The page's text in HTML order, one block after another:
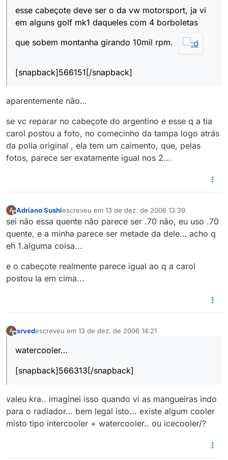
esse cabeçote deve ser o da vw motorsport, ja vi
em alguns golf mk1 daqueles com 4 borboletas
que sobem montanha girando 10mil rpm.
[snapback]566151[/snapback]
aparentemente não…
se vc reparar no cabeçote do argentino e esse q a tia
carol postou a foto, no comecinho da tampa logo atrás
da polia original , ela tem um caimento, que, pelas
fotos, parece ser exatamente igual nos 2...
A
Offline
Adriano Sushiescreveu em 13 de dez. de 2006 13:39
última edição por
sei não essa quente não parece ser .70 não, eu uso .70
quente, e a minha parece ser metade da dele… acho q
eh 1.alguma coisa...
e o cabeçote realmente parece igual ao q a carol
postou la em cima...
A arvedescreveu em 13 de dez. de 2006 14:21
última edição por
watercooler…
[snapback]566313[/snapback]
valeu kra.. imaginei isso quando vi as mangueiras indo
para o radiador… bem legal isto... existe algum cooler
misto tipo intercooler + watercooler.. ou icecooler/?